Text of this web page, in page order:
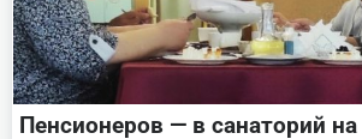
Пенсионеров — в санаторий